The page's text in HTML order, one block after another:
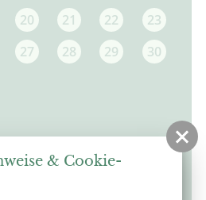
20 21 22
23
27 28 29
30
& Cookie-